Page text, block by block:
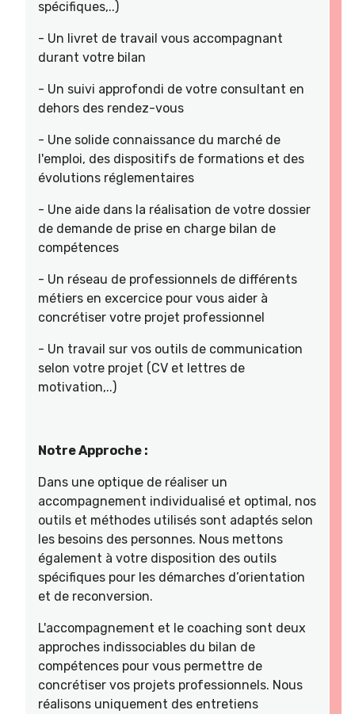
spécifiques,..)
- Un livret de travail vous accompagnant
durant votre bilan
- Un suivi approfondi de votre consultant en
dehors des rendez-vous
- Une solide connaissance du marché de
l'emploi, des dispositifs de formations et des
évolutions réglementaires
- Une aide dans la réalisation de votre dossier
de demande de prise en charge bilan de
compétences
- Un réseau de professionnels de différents
métiers en excercice pour vous aider à
concrétiser votre projet professionnel
- Un travail sur vos outils de communication
selon votre projet (CV et lettres de
motivation,..)
Notre Approche :
Dans une optique de réaliser un
accompagnement individualisé et optimal, nos
outils et méthodes utilisés sont adaptés selon
les besoins des personnes. Nous mettons
également à votre disposition des outils
spécifiques pour les démarches d’orientation
et de reconversion.
L'accompagnement et le coaching sont deux
approches indissociables du bilan de
compétences pour vous permettre de
concrétiser vos projets professionnels. Nous
réalisons uniquement des entretiens